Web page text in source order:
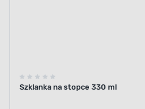
Szklanka na stopce 330 ml